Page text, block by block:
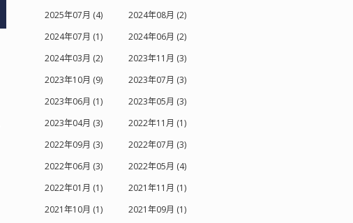
2025年07月 (4)
2024年08月 (2)
2024年07月 (1)
2024年06月 (2)
2024年03月 (2)
2023年11月 (3)
2023年10月 (9)
2023年07月 (3)
2023年06月 (1)
2023年05月 (3)
2023年04月 (3)
2022年11月 (1)
2022年09月 (3)
2022年07月 (3)
2022年06月 (3)
2022年05月 (4)
2022年01月 (1)
2021年11月 (1)
2021年10月 (1)
2021年09月 (1)